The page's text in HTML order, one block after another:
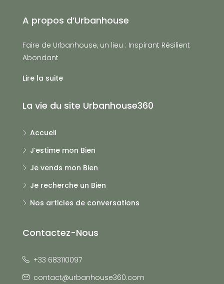
A propos d’Urbanhouse
Faire de Urbanhouse, un lieu : Inspirant Résilient
Abondant
Lire la suite
La vie du site Urbanhouse360
Accueil
J’estime mon Bien
Je vends mon Bien
Je recherche un Bien
Nos articles de conversations
Contactez-Nous
+33 683110097
contact@urbanhouse360.com